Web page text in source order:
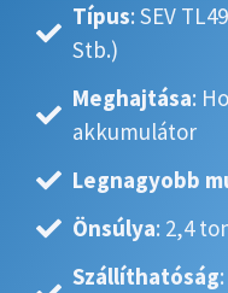
Típus: SEV
Stb.)
Meghajtása:
akkumulátor
Legnagyobb
Önsúlya: 2,4
Szállíthatóság